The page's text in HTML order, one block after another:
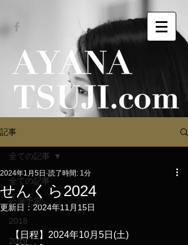
記事
全ての記事
公演予定
2018
2019
全ての記事
せんくら2024
2024年1月5日 読了時間: 1分
更新日： 2024年11月15日
【日程】2024年10月5日(土)